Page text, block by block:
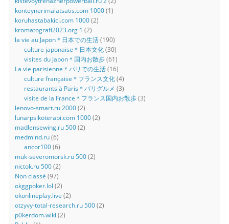
konteynerimalatsatis.com 1000(1)
koruhastabakici.com 1000(2)
kromatografi2023.org 1 (2)
la vie au Japon＊日本での生活(190)
culture japonaise＊日本文化(30)
visites du Japon＊国内お散歩(61)
La vie parisienne＊パリでの生活(16)
culture française＊フランス文化(4)
restaurants à Paris＊パリグルメ (3)
visite de la France＊フランス国内お散歩(3)
lenovo-smart.ru 2000(2)
lunarpsikoterapi.com 1000(2)
madlensewing.ru 500(2)
medmind.ru(6)
ancor100(6)
muk-severomorsk.ru 500(2)
nictok.ru 500(2)
Non classé (97)
okggpoker.lol (2)
okonlineplay.live (2)
otzyvy-total-research.ru 500(2)
p0kerdom.wiki (2)